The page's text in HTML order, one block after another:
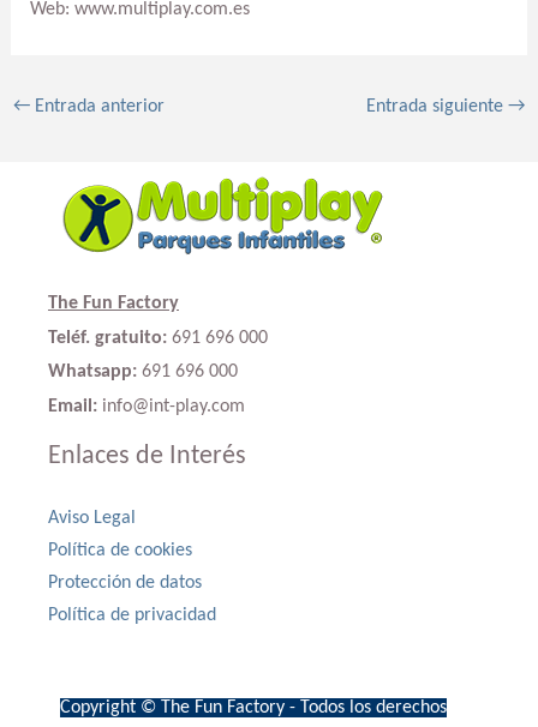
Web: www.multiplay.com.es
←Entrada anterior Entrada siguiente→
The Fun Factory
Teléf. gratuito: 691 696 000
Whatsapp: 691 696 000
Email: info@int-play.com
Enlaces de Interés
Aviso Legal
Política de cookies
Protección de datos
Política de privacidad
Copyright © The Fun Factory - Todos los derechos